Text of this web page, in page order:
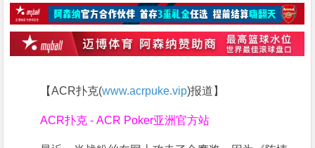
【ACR扑克(www.acrpuke.vip)报道】
ACR扑克 - ACR Poker亚洲官方站